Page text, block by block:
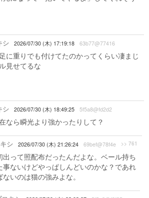
シ 2026/07/30 (木) 17:19:18 63b77@77416
に重りでも付けてたのかってくらい凄まじ
見せてるな
シ 2026/07/30 (木) 18:49:25 5f5a8@fd2d2
なら瞬光より強かったりして？
シ 2026/07/30 (木) 21:26:24 69bef@78f4e >> 761
出って照配布だったんだよな。ベール持ち
事ないけどやっぱしんどいのかな？であれ
いのは猫の強みよな。